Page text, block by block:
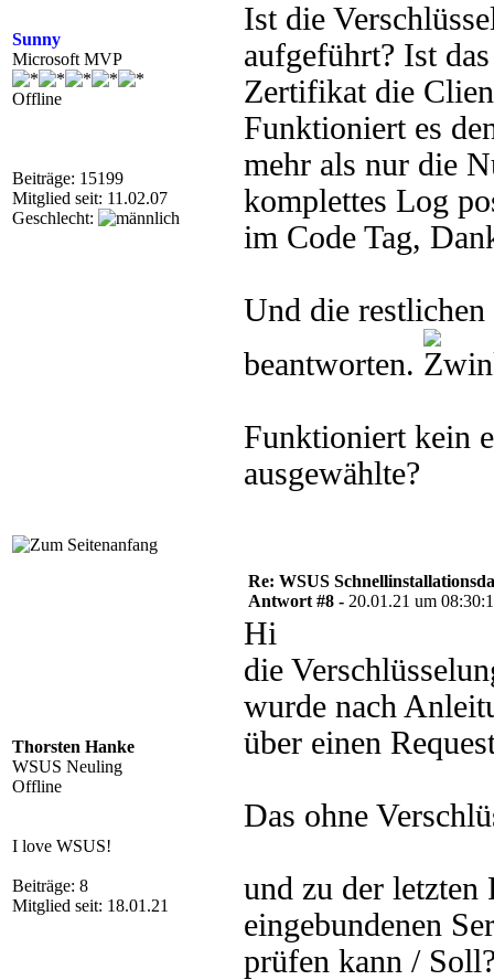
Sunny
Microsoft MVP
Offline
Beiträge: 15199
Mitglied seit: 11.02.07
Geschlecht:
Ist die
aufgeführt? Ist
Zertifikat die
Funktioniert es
mehr als nur die
komplettes Log
im Code Tag,
Und die
beantworten.
Funktioniert kein
ausgewählte?
Thorsten Hanke
WSUS Neuling
Offline
I love WSUS!
Beiträge: 8
Mitglied seit: 18.01.21
Re: WSUS
Antwort #8 - 20.01.21 um
Hi
die
wurde nach
über einen
Das ohne
und zu der letzten
eingebundenen
prüfen kann /